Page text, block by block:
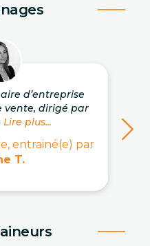
d’entreprise
vente, dirigé par
Lire plus...
entrainé(e) par
T.